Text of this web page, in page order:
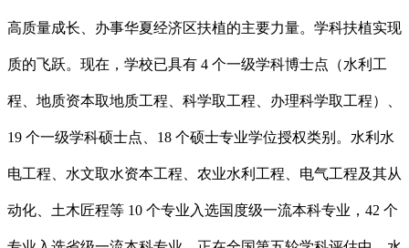
高质量成长、办事华夏经济区扶植的主要力量。学科扶植实现
质的飞跃。现在，学校已具有 4 个一级学科博士点（水利工
程、地质资本取地质工程、科学取工程、办理科学取工程）、
19 个一级学科硕士点、18 个硕士专业学位授权类别。水利水
电工程、水文取水资本工程、农业水利工程、电气工程及其从
动化、土木匠程等 10 个专业入选国度级一流本科专业，42 个